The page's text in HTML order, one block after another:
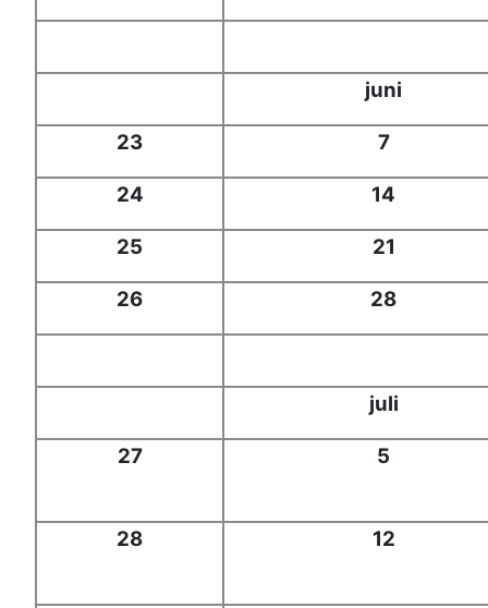
juni
23 7
24 14
25 21
26 28
juli
27 5
28 12